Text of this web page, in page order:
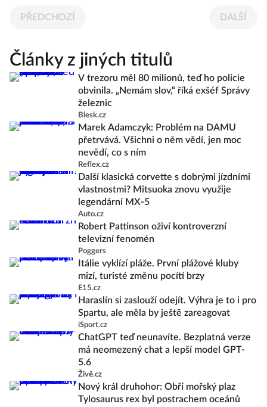
PŘEDCHOZÍ DALŠÍ
Články z jiných titulů
V trezoru měl 80 milionů, teď ho policie
obvinila. „Nemám slov,“ říká exšéf Správy
železnic
Blesk.cz
Marek Adamczyk: Problém na DAMU
přetrvává. Všichni o něm vědí, jen moc
nevědí, co s ním
Reflex.cz
Další klasická corvette s dobrými jízdními
vlastnostmi? Mitsuoka znovu využije
legendární MX-5
Auto.cz
Robert Pattinson oživí kontroverzní
televizní fenomén
Poggers
Itálie vyklízí pláže. První plážové kluby
mizí, turisté změnu pocítí brzy
E15.cz
Haraslín si zaslouží odejít. Výhra je to i pro
Spartu, ale měla by ještě zareagovat
iSport.cz
ChatGPT teď neunavíte. Bezplatná verze
má neomezený chat a lepší model GPT-
5.6
Živě.cz
Nový král druhohor: Obří mořský plaz
Tylosaurus rex byl postrachem oceánů